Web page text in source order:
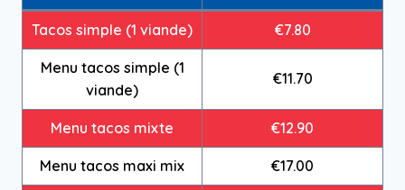
Tacos simple (1 viande) €7.80
Menu tacos simple (1
viande)
€11.70
Menu tacos mixte €12.90
Menu tacos maxi mix €17.00